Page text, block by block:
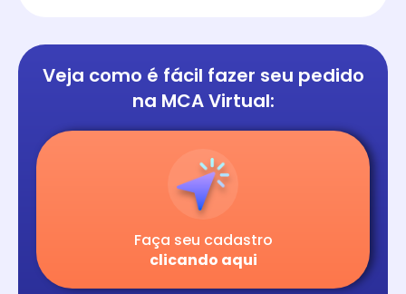
Veja como é fácil fazer seu pedido
na MCA Virtual:
Faça seu cadastro
clicando aqui